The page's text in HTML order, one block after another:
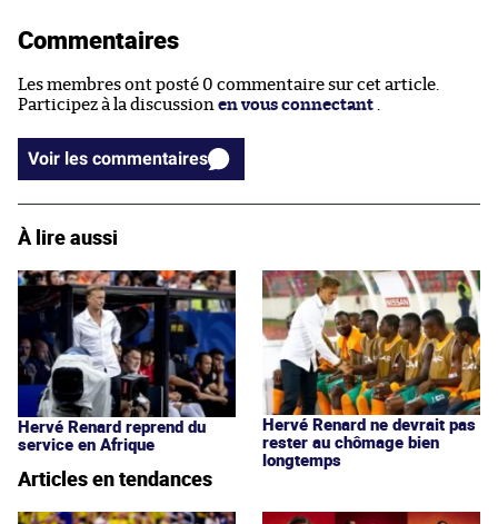
Commentaires
Les membres ont posté 0 commentaire sur cet article.
Participez à la discussion en vous connectant
Voir les commentaires
À lire aussi
Hervé Renard reprend du
service en Afrique
Hervé Renard ne devrait pas
rester au chômage bien
longtemps
Articles en tendances